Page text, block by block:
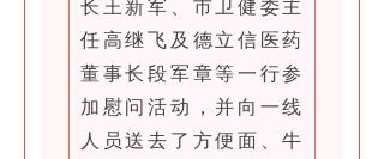
长王新军、市卫健委主
任高继飞及德立信医药
董事长段军章等一行参
加慰问活动，并向一线
人员送去了方便面、牛